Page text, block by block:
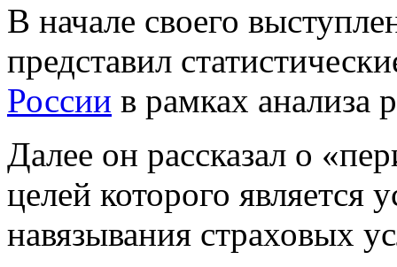
В начале своего
представил
России в рамках анализа
Далее он рассказал о
целей которого является
навязывания страховых